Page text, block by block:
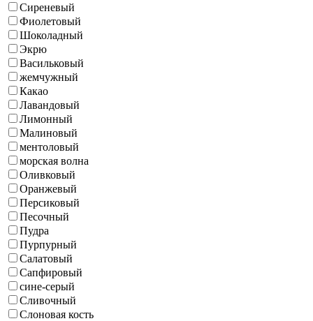
Сиреневый
Фиолетовый
Шоколадный
Экрю
Васильковый
жемчужный
Какао
Лавандовый
Лимонный
Малиновый
ментоловый
морская волна
Оливковый
Оранжевый
Персиковый
Песочный
Пудра
Пурпурный
Салатовый
Сапфировый
сине-серый
Сливочный
Слоновая кость